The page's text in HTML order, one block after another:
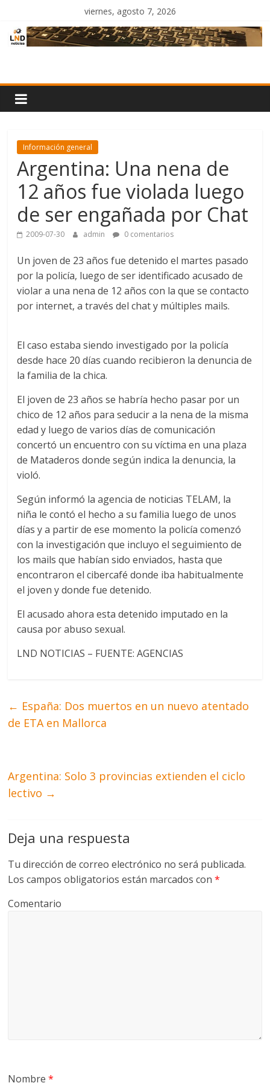
contenido
viernes, agosto 7, 2026
Noticias
Información general
Argentina: Una nena de
12 años fue violada luego
de ser engañada por Chat
2009-07-30 admin 0 comentarios
Un joven de 23 años fue detenido el martes pasado
por la policía, luego de ser identificado acusado de
violar a una nena de 12 años con la que se contacto
por internet, a través del chat y múltiples mails.
El caso estaba siendo investigado por la policía
desde hace 20 días cuando recibieron la denuncia de
la familia de la chica.
El joven de 23 años se habría hecho pasar por un
chico de 12 años para seducir a la nena de la misma
edad y luego de varios días de comunicación
concertó un encuentro con su víctima en una plaza
de Mataderos donde según indica la denuncia, la
violó.
Según informó la agencia de noticias TELAM, la
niña le contó el hecho a su familia luego de unos
días y a partir de ese momento la policía comenzó
con la investigación que incluyo el seguimiento de
los mails que habían sido enviados, hasta que
encontraron el cibercafé donde iba habitualmente
el joven y donde fue detenido.
El acusado ahora esta detenido imputado en la
causa por abuso sexual.
LND NOTICIAS – FUENTE: AGENCIAS
← España: Dos muertos en un nuevo atentado
de ETA en Mallorca
Argentina: Solo 3 provincias extienden el ciclo
lectivo →
Deja una respuesta
Tu dirección de correo electrónico no será publicada.
Los campos obligatorios están marcados con*
Comentario
Nombre*